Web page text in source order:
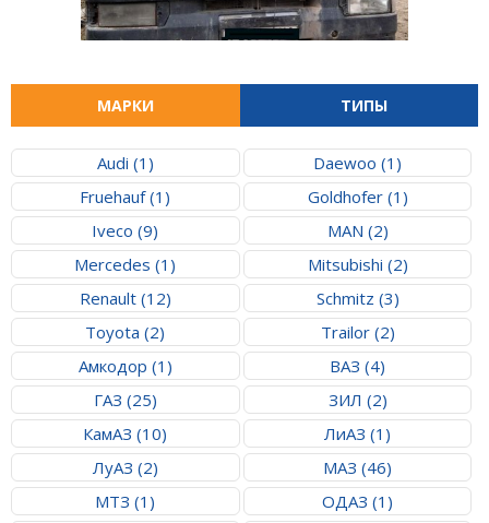
МАРКИ ТИПЫ
Audi (1)
Daewoo (1)
Fruehauf (1)
Goldhofer (1)
Iveco (9)
MAN (2)
Mercedes (1)
Mitsubishi (2)
Renault (12)
Schmitz (3)
Toyota (2)
Trailor (2)
Амкодор (1)
ВАЗ (4)
ГАЗ (25)
ЗИЛ (2)
КамАЗ (10)
ЛиАЗ (1)
ЛуАЗ (2)
МАЗ (46)
МТЗ (1)
ОДАЗ (1)